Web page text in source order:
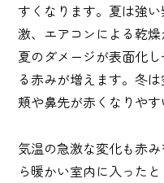
すくなります。夏は強
激、エアコンによる乾
夏のダメージが表面化
る赤みが増えます。冬
頬や鼻先が赤くなりやす
気温の急激な変化も赤
ら暖かい室内に入った